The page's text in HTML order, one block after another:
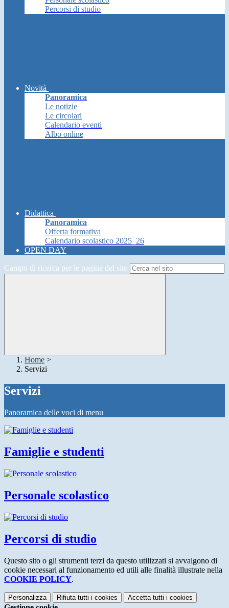
Percorsi di studio
Novità
Panoramica
Le notizie
Le circolari
Calendario eventi
Albo online
Didattica
Panoramica
Offerta formativa
Calendario scolastico 2025_26
OPEN DAY
Campo di ricerca per le pagine del sito
Home >
Servizi
Servizi
Panoramica delle voci di menu
Famiglie e studenti
Personale scolastico
Percorsi di studio
Questo sito o gli strumenti terzi da questo utilizzati si avvalgono di
cookie necessari al funzionamento ed utili alle finalità illustrate nella
COOKIE POLICY.
Personalizza Rifiuta tutti i cookies Accetta tutti i cookies